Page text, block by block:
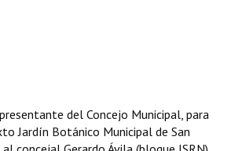
del Concejo Municipal, para
Jardín Botánico Municipal de San